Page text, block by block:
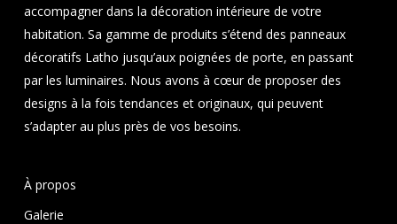
accompagner dans la décoration intérieure de votre
habitation. Sa gamme de produits s’étend des panneaux
décoratifs Latho jusqu’aux poignées de porte, en passant
par les luminaires. Nous avons à cœur de proposer des
designs à la fois tendances et originaux, qui peuvent
s’adapter au plus près de vos besoins.
À propos
Galerie